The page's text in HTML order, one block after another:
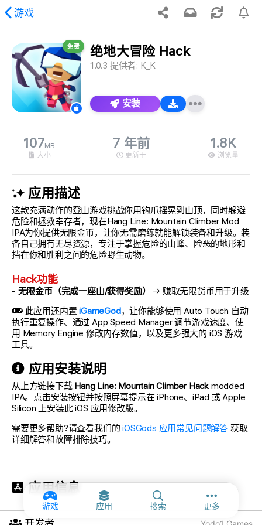
游戏
游戏 应用 搜索 更多更多选项和
请求的内容。
免费 绝地大冒险 Hack
1.0.3 提供者: K_K
安装
107MB
大小
7 年前
更新于
1.8K
浏览量
应用描述
这款充满动作的登山游戏挑战你用钩爪摇晃到山顶，同时躲避
危险和拯救幸存者，现在Hang Line: Mountain Climber Mod
IPA为你提供无限金币，让你无需磨练就能解锁装备和升级。装
备自己拥有无尽资源，专注于掌握危险的山峰、险恶的地形和
挡在你和胜利之间的危险野生动物。
Hack功能
- 无限金币（完成一座山/获得奖励）
→ 赚取无限货币用于升级
此应用还内置iGameGod，让你能够使用 Auto Touch 自动
执行重复操作、通过 App Speed Manager 调节游戏速度、使
用 Memory Engine 修改内存数值，以及更多强大的 iOS 游戏
工具。
应用安装说明
从上方链接下载 Hang Line: Mountain Climber Hack modded
IPA。点击安装按钮并按照屏幕提示在 iPhone、iPad 或 Apple
Silicon 上安装此 iOS 应用修改版。
需要更多帮助?请查看我们的iOSGods 应用常见问题解答 获取
详细解答和故障排除技巧。
应用信息